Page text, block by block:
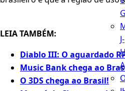
J-
LEIA TAMBÉM:
Diablo III: O aguardado
Music Bank chega ao
O 3DS chega ao Brasil!